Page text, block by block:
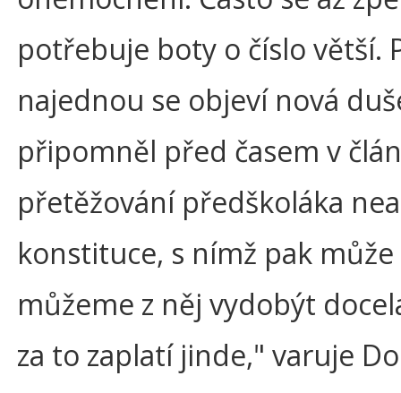
potřebuje boty o číslo větší.
najednou se objeví nová
připomněl před časem v
přetěžování předškoláka
konstituce, s nímž pak
můžeme z něj vydobýt
za to zaplatí jinde," varuje